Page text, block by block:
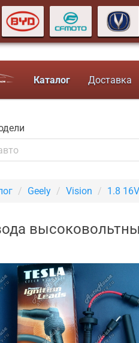
Каталог Доставка
Geely Vision 1.8